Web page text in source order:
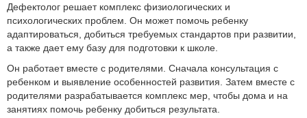
Дефектолог решает комплекс физиологических и
психологических проблем. Он может помочь ребенку
адаптироваться, добиться требуемых стандартов при развитии,
а также дает ему базу для подготовки к школе.
Он работает вместе с родителями. Сначала консультация с
ребенком и выявление особенностей развития. Затем вместе с
родителями разрабатывается комплекс мер, чтобы дома и на
занятиях помочь ребенку добиться результата.